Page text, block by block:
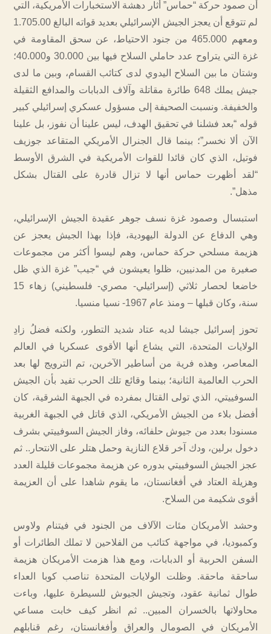
أن صمود حركة “حماس” أثار دهشة الاستخبارات الأمريكية، التي
لم تتوقع أن يعجز الجيش الإسرائيلي بعديد قواته البالغ 1.705.00
ومعهم 465.000 من جنود الاحتياط، عن سحق المقاومة في
غزة التي يتراوح عدد حاملي السلاح فيها بين 30.000 و40.000؛
وشتان ما بين السلاح اليدوي لدى كتائب القسام، وبين ما لدى
جيش يملك 648 طائرة مقاتلة وآلاف الدبابات والمدافع الثقيلة
والخفيفة. ونسبت الصحيفة إلى مسؤول عسكري إسرائيلي كبير
قوله “بعد فشلنا في تحقيق الهدف، ليس علينا أن نفوز، بل علينا
الآن ألا نخسر”؛ بينما قال الجنرال الأمريكي المتقاعد جوزيف
فوتيل، الذي كان قائدا للقوات الأمريكية في الشرق الأوسط
“لقد أظهرت حماس أنها لا تزال قادرة على القتال بشكل
مذهل”.
استبسال وصمود غزة نسف جوهر عقيدة الجيش الإسرائيلي،
وهي الدفاع عن الدولة اليهودية، فإذا بهذا الجيش يعجز عن
هزيمة مسلحي حركة حماس، وهم ليسوا أكثر من مجموعات
صغيرة من المدنيين، ظلوا يعيشون في “جيب” غزة الذي ظل
خاضعا لحصار ثلاثي (إسرائيلي- مصري- فلسطيني) زهاء 15
سنة، وكان قبلها – ومنذ عام 1967- نسيا منسيا.
تحوز إسرائيل جيشا لديه عتاد شديد التطور، ولكنه فضلُ زادِ
الولايات المتحدة، التي يشاع أنها الأقوى عسكريا في العالم
المعاصر، وهذه فرية من أساطير الآخرين، تم الترويج لها بعد
الحرب العالمية الثانية؛ بينما وقائع تلك الحرب تفيد بأن الجيش
السوفييتي، الذي تولى القتال بمفرده في الجبهة الشرقية، كان
أفضل بلاء من الجيش الأمريكي، الذي قاتل في الجبهة الغربية
مسنودا بعدد من جيوش حلفائه، وفاز الجيش السوفييتي بشرف
دخول برلين، ودك آخر قلاع النازية وحمل هتلر على الانتحار.. ثم
عجز الجيش السوفييتي بدوره عن هزيمة مجموعات قليلة العدد
وهزيلة العتاد في أفغانستان، ما يقوم شاهدا على أن العزيمة
أقوى شكيمة من السلاح.
وحشد الأمريكان مئات الآلاف من الجنود في فيتنام ولاوس
وكمبوديا، في مواجهة كتائب من الفلاحين لا تملك الطائرات أو
السفن الحربية أو الدبابات، ومع هذا هزمت الأمريكان هزيمة
ساحقة ماحقة. وظلت الولايات المتحدة تناصب كوبا العداء
طوال ثمانية عقود، وتجيش الجيوش للسيطرة عليها، وباءت
محاولاتها بالخسران المبين.. ثم انظر كيف خابت مساعي
الأمريكان في الصومال والعراق وأفغانستان، رغم قنابلهم